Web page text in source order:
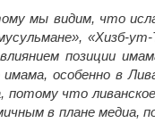
мы видим, что
«Хизб-ут-
позиции
имама, особенно в
потому что
в плане медиа,